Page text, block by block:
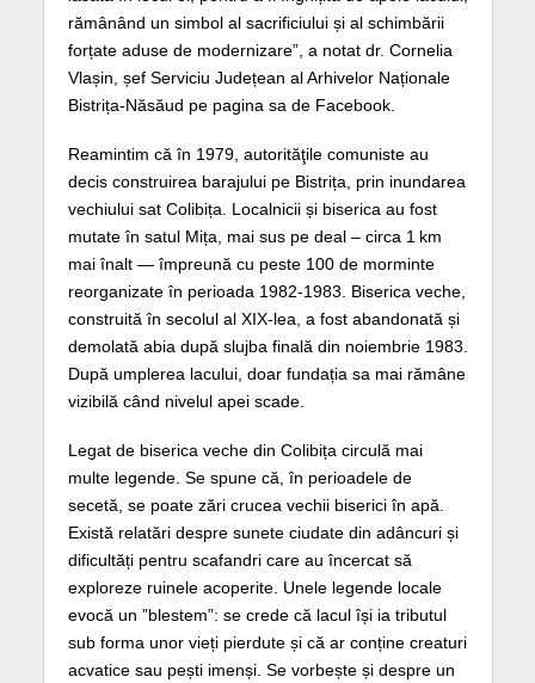
rămânând un simbol al sacrificiului și al schimbării
forțate aduse de modernizare”, a notat dr. Cornelia
Vlașin, șef Serviciu Județean al Arhivelor Naționale
Bistrița-Năsăud pe pagina sa de Facebook.
Reamintim că în 1979, autorităţile comuniste au
decis construirea barajului pe Bistrița, prin inundarea
vechiului sat Colibița. Localnicii și biserica au fost
mutate în satul Mița, mai sus pe deal – circa 1 km
mai înalt — împreună cu peste 100 de morminte
reorganizate în perioada 1982‑1983. Biserica veche,
construită în secolul al XIX‑lea, a fost abandonată și
demolată abia după slujba finală din noiembrie 1983.
După umplerea lacului, doar fundația sa mai rămâne
vizibilă când nivelul apei scade.
Legat de biserica veche din Colibița circulă mai
multe legende. Se spune că, în perioadele de
secetă, se poate zări crucea vechii biserici în apă.
Există relatări despre sunete ciudate din adâncuri și
dificultăți pentru scafandri care au încercat să
exploreze ruinele acoperite. Unele legende locale
evocă un ”blestem”: se crede că lacul își ia tributul
sub forma unor vieți pierdute și că ar conține creaturi
acvatice sau pești imenși. Se vorbește și despre un